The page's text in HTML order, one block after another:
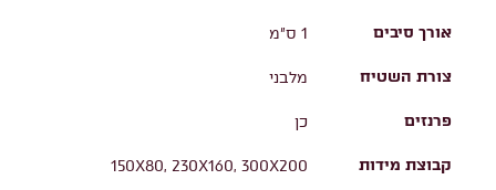
אורך סיבים 1 ס"מ
צורת השטיח מלבני
פרנזים כן
קבוצת מידות 150X80, 230X160, 300X200